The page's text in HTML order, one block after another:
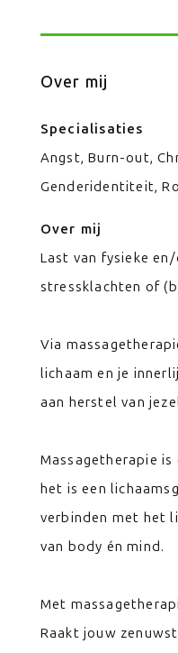
Over mij
Specialisaties
Angst, Burn-out,
Genderidentiteit,
Over mij
Last van fysieke
stressklachten of
Via
lichaam en je
aan herstel van
Massagetherapie
het is een
verbinden met het
van body én mind.
Met
Raakt jouw